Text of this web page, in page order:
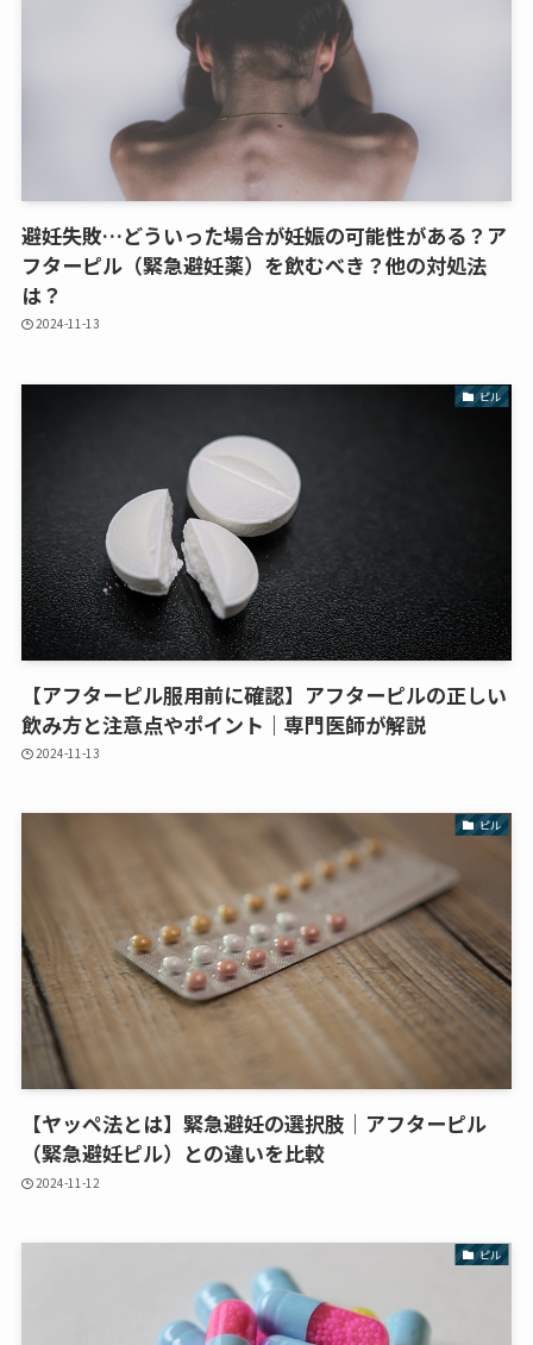
避妊失敗…どういった場合が妊娠の可能性がある？ア
フターピル（緊急避妊薬）を飲むべき？他の対処法
は？
2024-11-13
ピル
【アフターピル服用前に確認】アフターピルの正しい
飲み方と注意点やポイント｜専門医師が解説
2024-11-13
ピル
【ヤッペ法とは】緊急避妊の選択肢｜アフターピル
（緊急避妊ピル）との違いを比較
2024-11-12
ピル